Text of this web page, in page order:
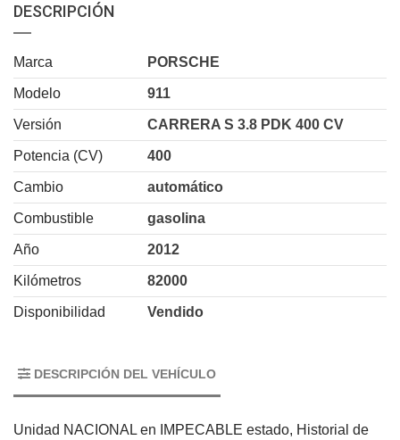
DESCRIPCIÓN
Marca PORSCHE
Modelo 911
Versión CARRERA S 3.8 PDK 400 CV
Potencia (CV) 400
Cambio automático
Combustible gasolina
Año 2012
Kilómetros 82000
Disponibilidad Vendido
DESCRIPCIÓN DEL VEHÍCULO
Unidad NACIONAL en IMPECABLE estado, Historial de